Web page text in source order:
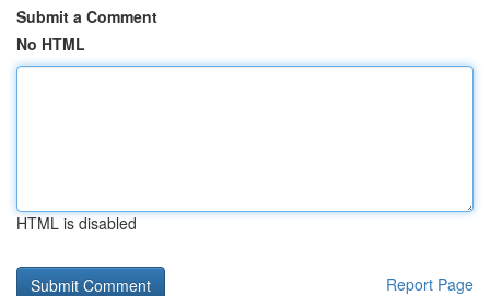
Submit a Comment
No HTML
HTML is disabled
Report Page